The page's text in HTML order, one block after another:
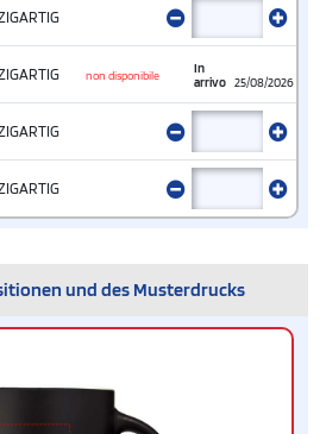
non disponibile
In
arrivo 25/08/2026
und des Musterdrucks